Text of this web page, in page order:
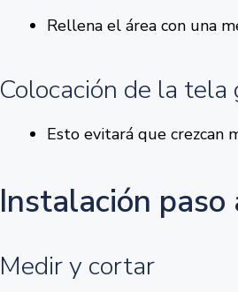
Rellena el área con una
Colocación de la
Esto evitará que crezcan
Instalación
Medir y cortar